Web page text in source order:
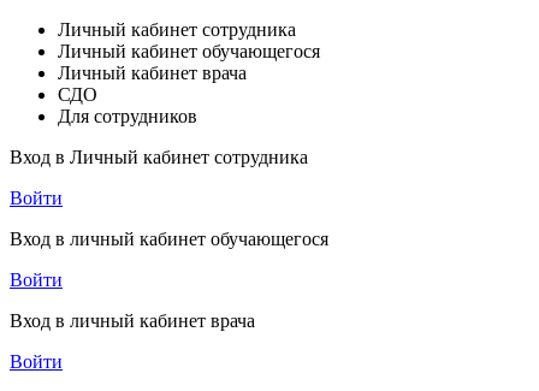
Личный кабинет сотрудника
Личный кабинет обучающегося
Личный кабинет врача
СДО
Для сотрудников
Вход в Личный кабинет сотрудника
Войти
Вход в личный кабинет обучающегося
Войти
Вход в личный кабинет врача
Войти